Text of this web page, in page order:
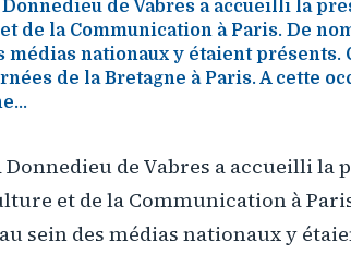
Donnedieu de Vabres a accueilli la
de la Communication à Paris. De
médias nationaux y étaient
de la Bretagne à Paris. A cette
Donnedieu de Vabres a accueilli
et de la Communication à
sein des médias nationaux y